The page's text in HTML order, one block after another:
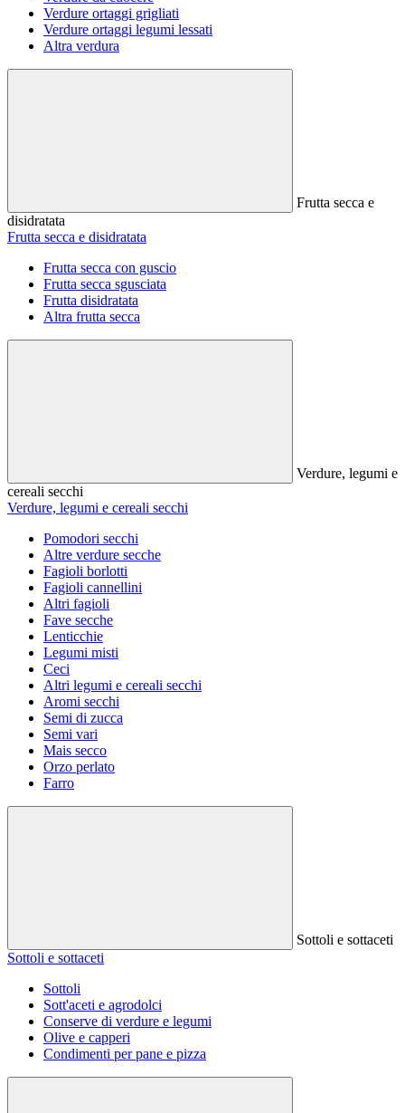
Verdure ortaggi grigliati
Verdure ortaggi legumi lessati
Altra verdura
Frutta secca e
disidratata
Frutta secca e disidratata
Frutta secca con guscio
Frutta secca sgusciata
Frutta disidratata
Altra frutta secca
Verdure, legumi e
cereali secchi
Verdure, legumi e cereali secchi
Pomodori secchi
Altre verdure secche
Fagioli borlotti
Fagioli cannellini
Altri fagioli
Fave secche
Lenticchie
Legumi misti
Ceci
Altri legumi e cereali secchi
Aromi secchi
Semi di zucca
Semi vari
Mais secco
Orzo perlato
Farro
Sottoli e sottaceti
Sottoli e sottaceti
Sottoli
Sott'aceti e agrodolci
Conserve di verdure e legumi
Olive e capperi
Condimenti per pane e pizza